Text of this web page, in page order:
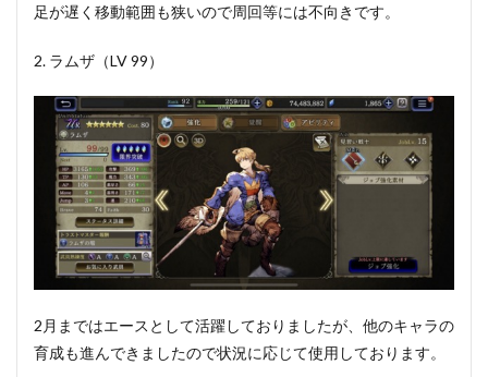
足が遅く移動範囲も狭いので周回等には不向きです。
2. ラムザ（LV 99）
2月まではエースとして活躍しておりましたが、他のキャラの
育成も進んできましたので状況に応じて使用しております。